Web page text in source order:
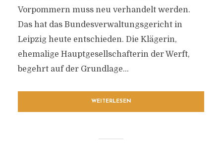
Vorpommern muss neu verhandelt werden.
Das hat das Bundesverwaltungsgericht in
Leipzig heute entschieden. Die Klägerin,
ehemalige Hauptgesellschafterin der Werft,
begehrt auf der Grundlage...
WEITERLESEN